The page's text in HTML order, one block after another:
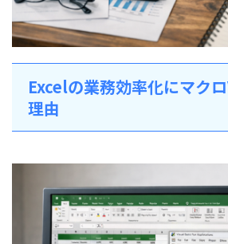
Excelの業務効率化にマク
理由